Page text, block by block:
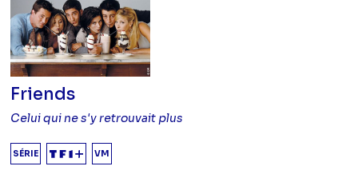
Friends
Celui qui ne s'y retrouvait plus
SÉRIE VM